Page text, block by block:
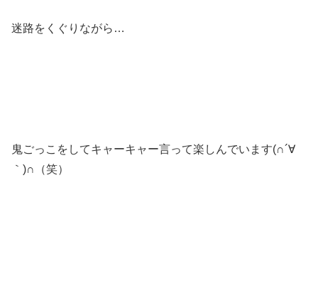
迷路をくぐりながら…
鬼ごっこをしてキャーキャー言って楽しんでいます(∩´∀
｀)∩（笑）